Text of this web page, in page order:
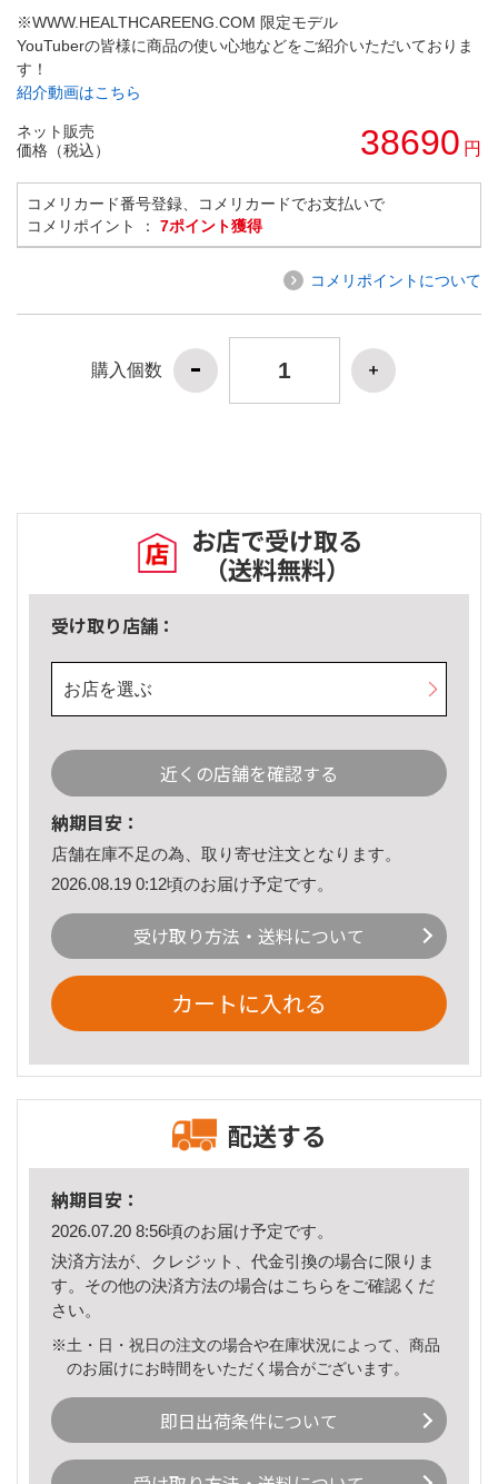
※WWW.HEALTHCAREENG.COM 限定モデル
YouTuberの皆様に商品の使い心地などをご紹介いただいておりま
す！
紹介動画はこちら
ネット販売
価格（税込）
38690 円
コメリカード番号登録、コメリカードでお支払いで
コメリポイント ： 7ポイント獲得
コメリポイントについて
購入個数
お店で受け取る
（送料無料）
受け取り店舗：
お店を選ぶ
近くの店舗を確認する
納期目安：
店舗在庫不足の為、取り寄せ注文となります。
2026.08.19 0:12頃のお届け予定です。
受け取り方法・送料について
カートに入れる
配送する
納期目安：
2026.07.20 8:56頃のお届け予定です。
決済方法が、クレジット、代金引換の場合に限りま
す。その他の決済方法の場合はこちら をご確認くだ
さい。
※土・日・祝日の注文の場合や在庫状況によって、商品
のお届けにお時間をいただく場合がございます。
即日出荷条件について